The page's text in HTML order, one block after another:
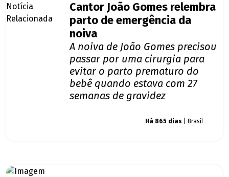
Cantor João Gomes relembra
parto de emergência da
noiva
A noiva de João Gomes precisou
passar por uma cirurgia para
evitar o parto prematuro do
bebê quando estava com 27
semanas de gravidez
Há 865 dias | Brasil